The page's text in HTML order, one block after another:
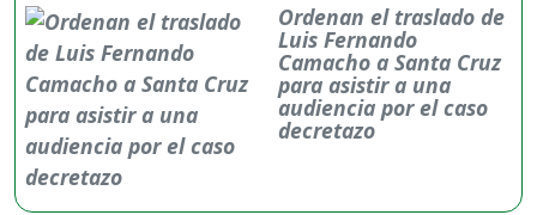
Ordenan el traslado de
Luis Fernando
Camacho a Santa Cruz
para asistir a una
audiencia por el caso
decretazo